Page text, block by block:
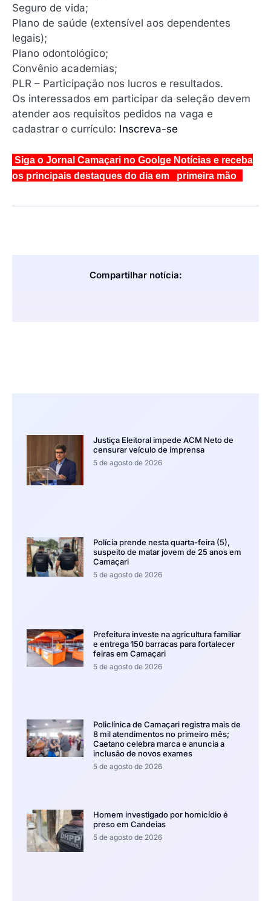
Seguro de vida;
Plano de saúde (extensível aos dependentes
legais);
Plano odontológico;
Convênio academias;
PLR – Participação nos lucros e resultados.
Os interessados em participar da seleção devem
atender aos requisitos pedidos na vaga e
cadastrar o currículo: Inscreva-se
Siga o Jornal Camaçari no Goolge Notícias e receba
os principais destaques do dia em primeira mão
Compartilhar notícia:
Justiça Eleitoral impede ACM Neto de
censurar veículo de imprensa
5 de agosto de 2026
Polícia prende nesta quarta-feira (5),
suspeito de matar jovem de 25 anos em
Camaçari
5 de agosto de 2026
Prefeitura investe na agricultura familiar
e entrega 150 barracas para fortalecer
feiras em Camaçari
5 de agosto de 2026
Policlínica de Camaçari registra mais de
8 mil atendimentos no primeiro mês;
Caetano celebra marca e anuncia a
inclusão de novos exames
5 de agosto de 2026
Homem investigado por homicídio é
preso em Candeias
5 de agosto de 2026